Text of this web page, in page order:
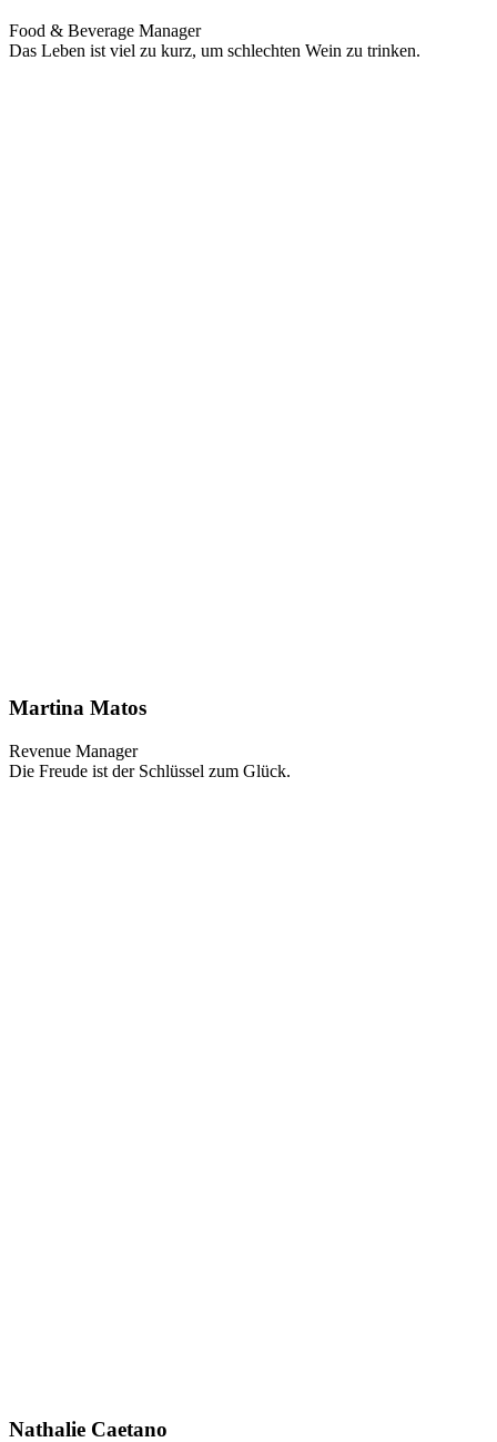
Food & Beverage Manager
Das Leben ist viel zu kurz, um schlechten Wein zu trinken.
Martina Matos
Revenue Manager
Die Freude ist der Schlüssel zum Glück.
Nathalie Caetano